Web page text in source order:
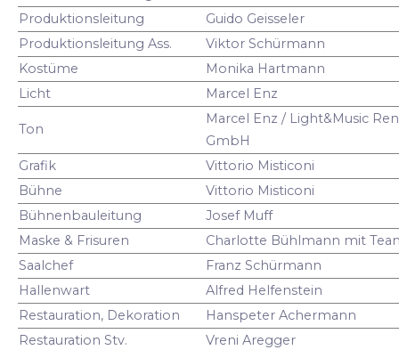
Produktionsleitung
Guido Geisseler
Produktionsleitung Ass.
Viktor Schürmann
Kostüme
Monika Hartmann
Licht
Marcel Enz
Ton
Marcel Enz / Light&Music
GmbH
Grafik
Vittorio Misticoni
Bühne
Vittorio Misticoni
Bühnenbauleitung
Josef Muff
Maske & Frisuren
Charlotte Bühlmann mit
Saalchef
Franz Schürmann
Hallenwart
Alfred Helfenstein
Restauration, Dekoration
Hanspeter Achermann
Restauration Stv.
Vreni Aregger